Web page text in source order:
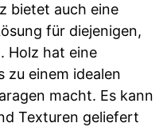
bietet auch eine
für diejenigen,
Holz hat eine
zu einem idealen
macht. Es kann
Texturen geliefert